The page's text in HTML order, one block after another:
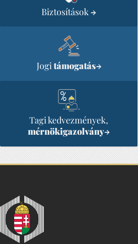
Biztosítások→
Jogitámogatás→
Tagi kedvezmények,
mérnökigazolvány→